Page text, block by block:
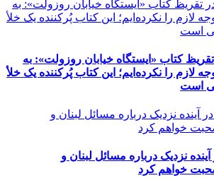
کتاب «ایستگاه خیابان روزولت»: به
لازم را نکرده‌ایم؛ این کتاب پُرکننده‌ یک خلأ
است
نزدیک درباره مسائل لبنان و
خواهم کرد